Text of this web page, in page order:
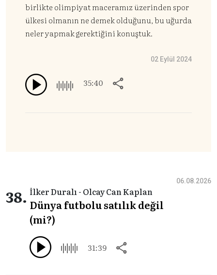
birlikte olimpiyat maceramız üzerinden spor
ülkesi olmanın ne demek olduğunu, bu uğurda
neler yapmak gerektiğini konuştuk.
35:40
02 Eylül 2024
38. İlker Duralı - Olcay Can Kaplan
Dünya futbolu satılık değil
(mi?)
31:39
06.08.2026